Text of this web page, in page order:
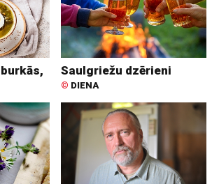
Saulgriežu dzērieni
© DIENA